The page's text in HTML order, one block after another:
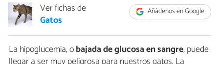
Añádenos en Google
Ver fichas de
Gatos
La hipoglucemia, obajada de glucosa en sangre, puede